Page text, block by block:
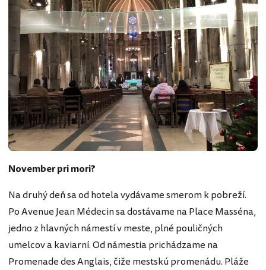
November pri mori?
Na druhý deň sa od hotela vydávame smerom k pobreží.
Po Avenue Jean Médecin sa dostávame na Place Masséna,
jedno z hlavných námestí v meste, plné pouličných
umelcov a kaviarní. Od námestia prichádzame na
Promenade des Anglais, čiže mestskú promenádu. Pláže